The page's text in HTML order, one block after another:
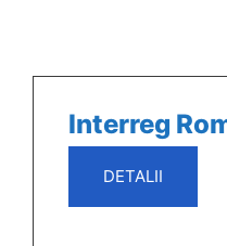
Interreg
DETALII